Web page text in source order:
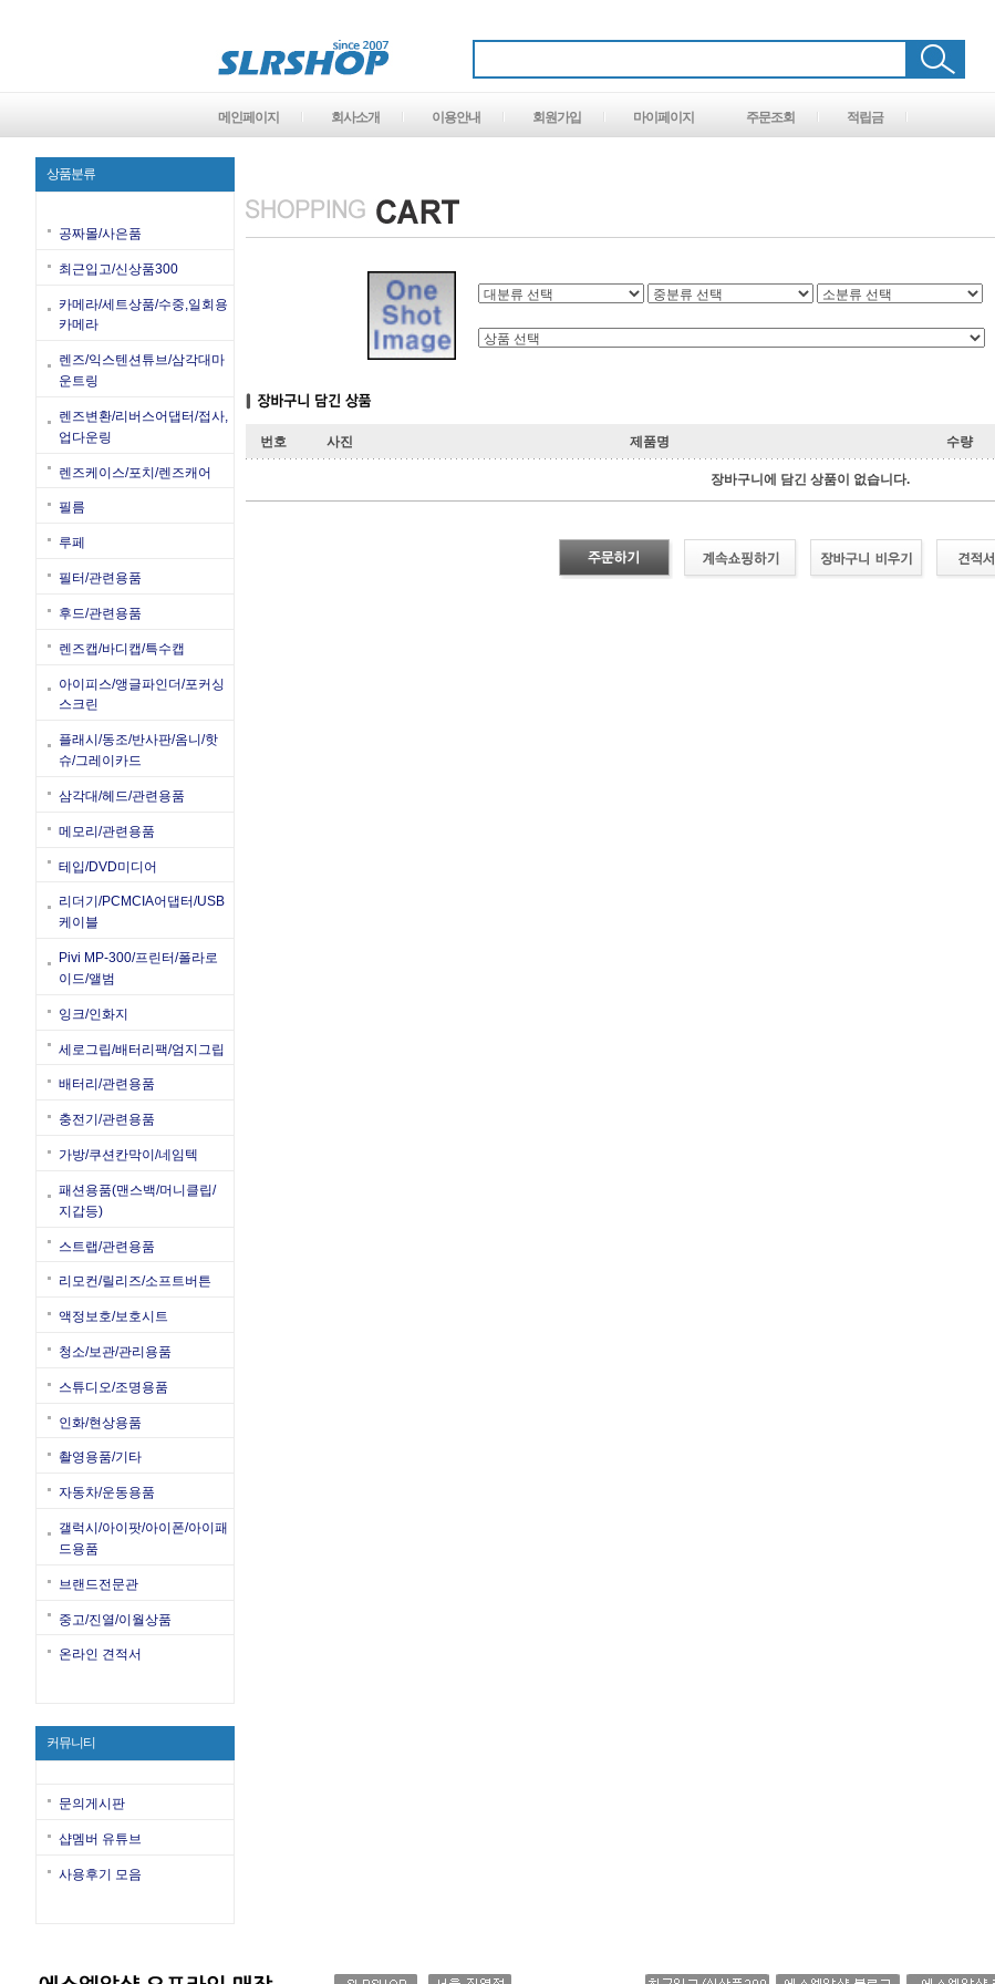
메인페이지 회사소개 이용안내 회원가입 마이페이지 주문조회 적립금
상품분류
공짜몰/사은품
최근입고/신상품300
카메라/세트상품/수중,일회용
카메라
렌즈/익스텐션튜브/삼각대마
운트링
렌즈변환/리버스어댑터/접사,
업다운링
렌즈케이스/포치/렌즈캐어
필름
루페
필터/관련용품
후드/관련용품
렌즈캡/바디캡/특수캡
아이피스/앵글파인더/포커싱
스크린
플래시/동조/반사판/옴니/핫
슈/그레이카드
삼각대/헤드/관련용품
메모리/관련용품
테입/DVD미디어
리더기/PCMCIA어댑터/USB
케이블
Pivi MP-300/프린터/폴라로
이드/앨범
잉크/인화지
세로그립/배터리팩/엄지그립
배터리/관련용품
충전기/관련용품
가방/쿠션칸막이/네임텍
패션용품(맨스백/머니클립/
지갑등)
스트랩/관련용품
리모컨/릴리즈/소프트버튼
액정보호/보호시트
청소/보관/관리용품
스튜디오/조명용품
인화/현상용품
촬영용품/기타
자동차/운동용품
갤럭시/아이팟/아이폰/아이패
드용품
브랜드전문관
중고/진열/이월상품
온라인 견적서
커뮤니티
문의게시판
샵멤버 유튜브
사용후기 모음
번호 사진 제품명 수량
장바구니에 담긴 상품이 없습니다.